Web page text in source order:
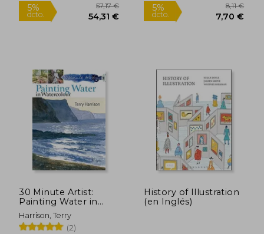
dcto. 9,50 € dcto.
30 Minute Artist:
Painting Water in
Watercolour (en
Inglés)
Harrison, Terry
(2)
History of Illustration
(en Inglés)